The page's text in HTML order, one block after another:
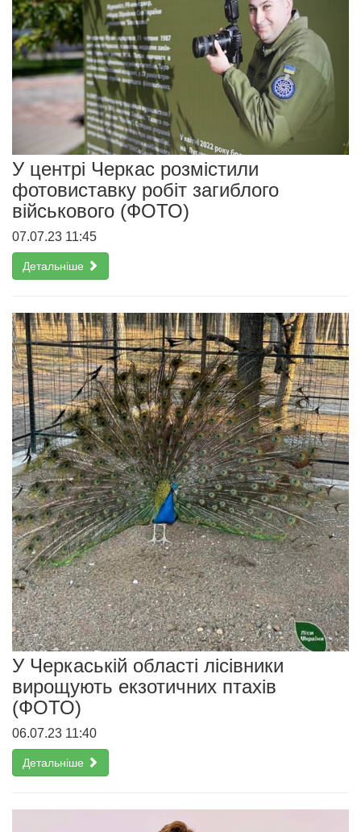
У центрі Черкас розмістили
фотовиставку робіт загиблого
військового (ФОТО)
07.07.23 11:45
Детальніше
У Черкаській області лісівники
вирощують екзотичних птахів
(ФОТО)
06.07.23 11:40
Детальніше